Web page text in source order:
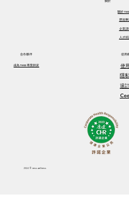
2024 © ness wellness
關於​
歷屆事
企業課
人才招
合作夥伴
成為 ness 專業師資
使用
使
隱
退